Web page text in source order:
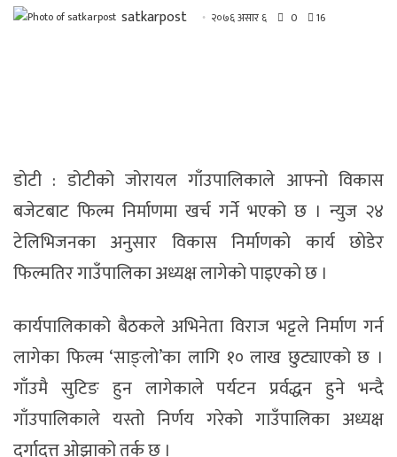
satkarpost २०७६ असार ६ 0 16
डाेटी : डोटीको जोरायल गाँउपालिकाले आफ्नो विकास
बजेटबाट फिल्म निर्माणमा खर्च गर्ने भएको छ । न्युज २४
टेलिभिजनका अनुसार विकास निर्माणकाे कार्य छाेडेर
फिल्मतिर गाउँपालिका अध्यक्ष लागेकाे पाइएकाे छ ।
कार्यपालिकाको बैठकले अभिनेता विराज भट्टले निर्माण गर्न
लागेका फिल्म ‘साङ्लो’का लागि १० लाख छुट्याएको छ ।
गाँउमै सुटिङ हुन लागेकाले पर्यटन प्रर्वद्धन हुने भन्दै
गाँउपालिकाले यस्तो निर्णय गरेको गाउँपालिका अध्यक्ष